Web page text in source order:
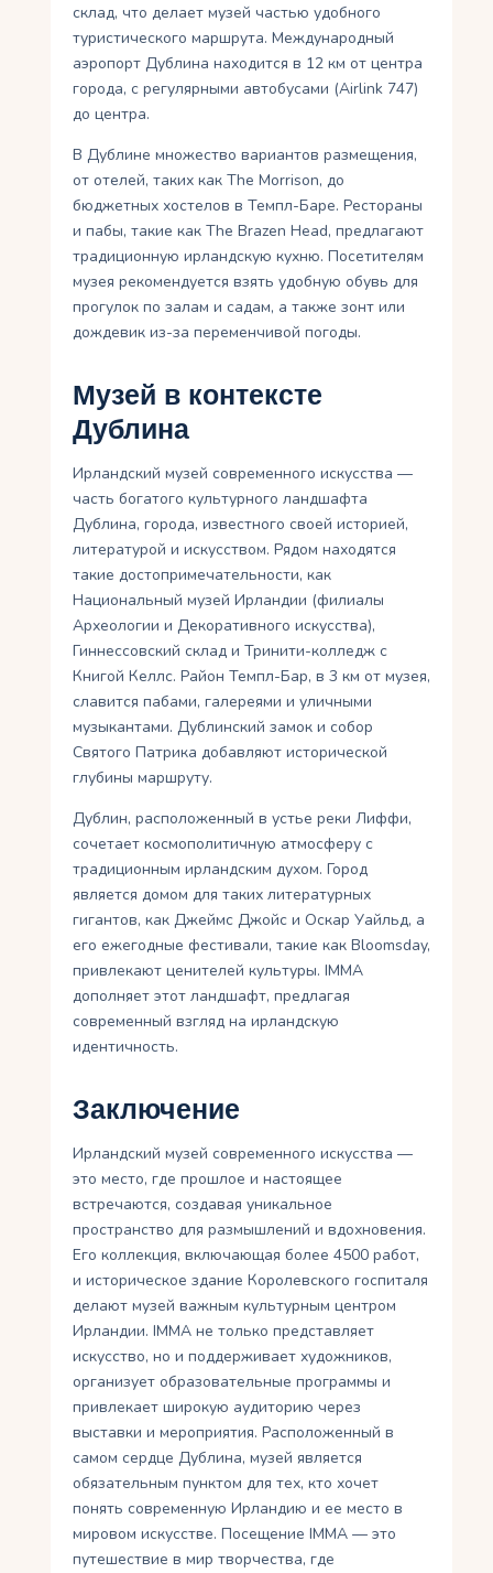
склад, что делает музей частью удобного
туристического маршрута. Международный
аэропорт Дублина находится в 12 км от центра
города, с регулярными автобусами (Airlink 747)
до центра.
В Дублине множество вариантов размещения,
от отелей, таких как The Morrison, до
бюджетных хостелов в Темпл-Баре. Рестораны
и пабы, такие как The Brazen Head, предлагают
традиционную ирландскую кухню. Посетителям
музея рекомендуется взять удобную обувь для
прогулок по залам и садам, а также зонт или
дождевик из-за переменчивой погоды.
Музей в контексте
Дублина
Ирландский музей современного искусства —
часть богатого культурного ландшафта
Дублина, города, известного своей историей,
литературой и искусством. Рядом находятся
такие достопримечательности, как
Национальный музей Ирландии (филиалы
Археологии и Декоративного искусства),
Гиннессовский склад и Тринити-колледж с
Книгой Келлс. Район Темпл-Бар, в 3 км от музея,
славится пабами, галереями и уличными
музыкантами. Дублинский замок и собор
Святого Патрика добавляют исторической
глубины маршруту.
Дублин, расположенный в устье реки Лиффи,
сочетает космополитичную атмосферу с
традиционным ирландским духом. Город
является домом для таких литературных
гигантов, как Джеймс Джойс и Оскар Уайльд, а
его ежегодные фестивали, такие как Bloomsday,
привлекают ценителей культуры. IMMA
дополняет этот ландшафт, предлагая
современный взгляд на ирландскую
идентичность.
Заключение
Ирландский музей современного искусства —
это место, где прошлое и настоящее
встречаются, создавая уникальное
пространство для размышлений и вдохновения.
Его коллекция, включающая более 4500 работ,
и историческое здание Королевского госпиталя
делают музей важным культурным центром
Ирландии. IMMA не только представляет
искусство, но и поддерживает художников,
организует образовательные программы и
привлекает широкую аудиторию через
выставки и мероприятия. Расположенный в
самом сердце Дублина, музей является
обязательным пунктом для тех, кто хочет
понять современную Ирландию и ее место в
мировом искусстве. Посещение IMMA — это
путешествие в мир творчества, где